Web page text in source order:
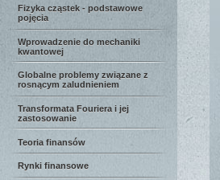
Fizyka cząstek - podstawowe
pojęcia
Wprowadzenie do mechaniki
kwantowej
Globalne problemy związane z
rosnącym zaludnieniem
Transformata Fouriera i jej
zastosowanie
Teoria finansów
Rynki finansowe